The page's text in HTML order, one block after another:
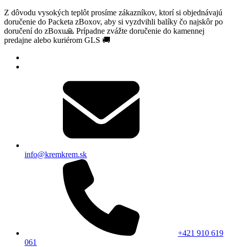
Z dôvodu vysokých teplôt prosíme zákazníkov, ktorí si objednávajú
doručenie do Packeta zBoxov, aby si vyzdvihli balíky čo najskôr po
doručení do zBoxu🙏 Prípadne zvážte doručenie do kamennej
predajne alebo kuriérom GLS 🚚
info@kremkrem.sk
+421 910 619
061